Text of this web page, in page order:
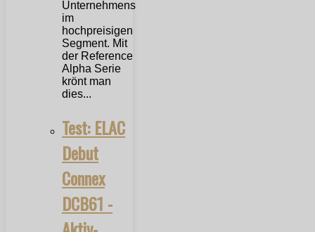
Unternehmens
im
hochpreisigen
Segment. Mit
der Reference
Alpha Serie
krönt man
dies...
Test: ELAC
Debut
Connex
DCB61 -